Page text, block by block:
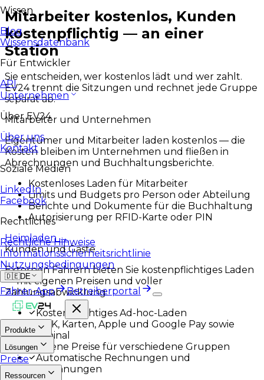
Wissen
Blog
Wissensdatenbank
Für Entwickler
API
Unternehmen
Über EV24
Über uns
Kontakt
Soziale Medien
LinkedIn
Facebook
Rechtliches
Rechtliche Hinweise
Informationssicherheitsrichtlinie
Nutzungsbedingungen
🇩🇪DE
Fahrer-App Betreiberportal
Produkte
Lösungen
Preise
Ressourcen
Mitarbeiter kostenlos, Kunden
kostenpflichtig — an einer
Station
Sie entscheiden, wer kostenlos lädt und wer zahlt.
EV24 trennt die Sitzungen und rechnet jede Gruppe
separat ab.
Mitarbeiter und Unternehmen
Eigentümer und Mitarbeiter laden kostenlos — die
Kosten bleiben im Unternehmen und fließen in
Abrechnungen und Buchhaltungsberichte.
Kostenloses Laden für Mitarbeiter
Limits und Budgets pro Person oder Abteilung
Berichte und Dokumente für die Buchhaltung
Autorisierung per RFID-Karte oder PIN
Heimladen →
Kunden und Gäste
Externen Fahrern bieten Sie kostenpflichtiges Laden
— mit eigenen Preisen und voller
Zahlungsabwicklung.
Kostenpflichtiges Ad-hoc-Laden
BLIK, Karten, Apple und Google Pay sowie
Terminal
Eigene Preise für verschiedene Gruppen
Automatische Rechnungen und
Abrechnungen